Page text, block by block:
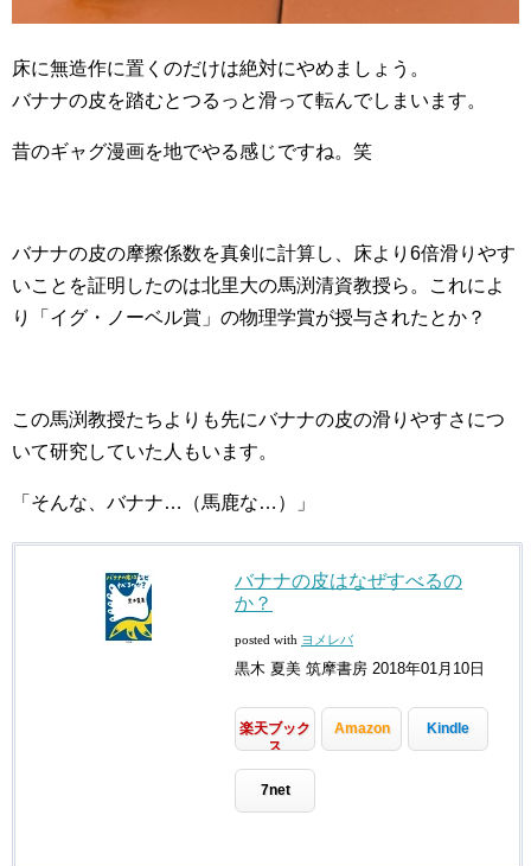
床に無造作に置くのだけは絶対にやめましょう。
バナナの皮を踏むとつるっと滑って転んでしまいます。
昔のギャグ漫画を地でやる感じですね。笑
バナナの皮の摩擦係数を真剣に計算し、床より6倍滑りやす
いことを証明したのは北里大の馬渕清資教授ら。これによ
り「イグ・ノーベル賞」の物理学賞が授与されたとか？
この馬渕教授たちよりも先にバナナの皮の滑りやすさにつ
いて研究していた人もいます。
「そんな、バナナ…（馬鹿な…）」
バナナの皮はなぜすべるの
か？
posted with ヨメレバ
黒木 夏美 筑摩書房 2018年01月10日
楽天ブック
ス
Amazon Kindle
7net